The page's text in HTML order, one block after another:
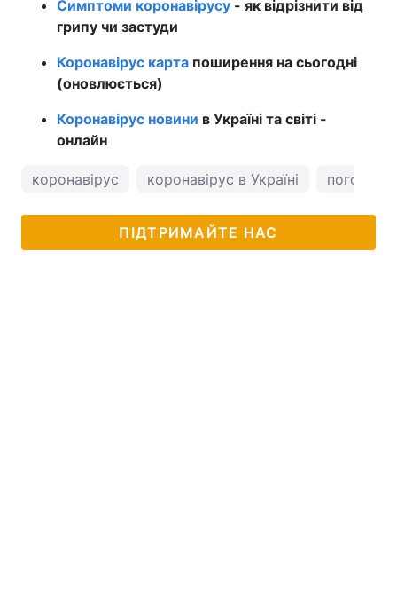
Симптоми коронавірусу - як відрізнити від
грипу чи застуди
Коронавірус карта поширення на сьогодні
(оновлюється)
Коронавірус новини в Україні та світі -
онлайн
коронавірус коронавірус в Україні погода у
ПІДТРИМАЙТЕ НАС